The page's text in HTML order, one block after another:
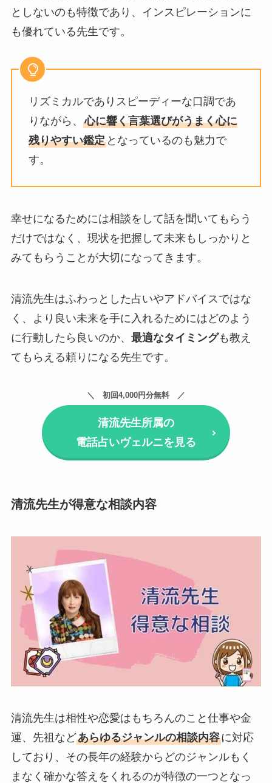
としないのも特徴であり、インスピレーションに
も優れている先生です。
リズミカルでありスピーディーな口調であ
りながら、 心に響く言葉選びがうまく心に
残りやすい鑑定となっているのも魅力で
す。
幸せになるためには相談をして話を聞いてもらう
だけではなく、現状を把握して未来もしっかりと
みてもらうことが大切になってきます。
清流先生はふわっとした占いやアドバイスではな
く、より良い未来を手に入れるためにはどのよう
に行動したら良いのか、 最適なタイミングも教え
てもらえる頼りになる先生です。
初回4,000円分無料
清流先生所属の
電話占いヴェルニを見る
清流先生が得意な相談内容
清流先生は相性や恋愛はもちろんのこと仕事や金
運、先祖などあらゆるジャンルの相談内容に対応
しており、その長年の経験からどのジャンルもく
まなく確かな答えをくれるのが特徴の一つとなっ